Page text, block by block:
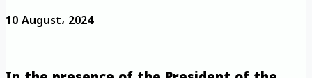
10 August، 2024